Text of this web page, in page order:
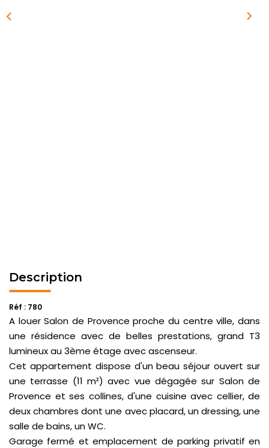
Description
Réf : 780
A louer Salon de Provence proche du centre ville, dans
une résidence avec de belles prestations, grand T3
lumineux au 3ème étage avec ascenseur.
Cet appartement dispose d'un beau séjour ouvert sur
une terrasse (11 m²) avec vue dégagée sur Salon de
Provence et ses collines, d'une cuisine avec cellier, de
deux chambres dont une avec placard, un dressing, une
salle de bains, un WC.
Garage fermé et emplacement de parking privatif en